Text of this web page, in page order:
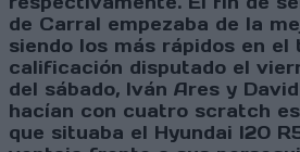
de Carral empezaba de la
siendo los más rápidos en el
calificación disputado el
del sábado, Iván Ares y
hacían con cuatro scratch
que situaba el Hyundai I20